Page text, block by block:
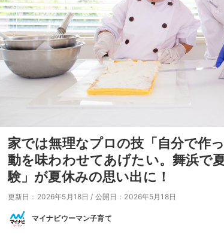
家では無理なプロの技「自分で作
動を味わわせてあげたい。舞浜で
験」が夏休みの思い出に！
更新日：2026年5月18日 / 公開日：2026年5月18日
マイナビウーマン子育て